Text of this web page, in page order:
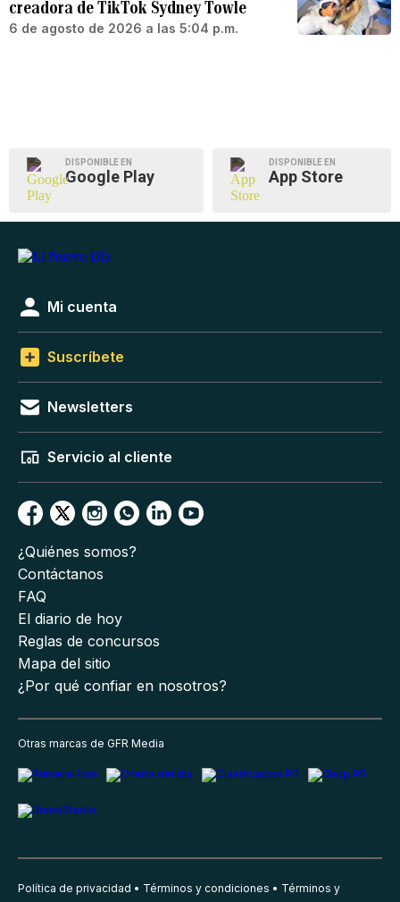
creadora de TikTok Sydney Towle
6 de agosto de 2026 a las 5:04 p.m.
DISPONIBLE EN
Google Play
DISPONIBLE EN
App Store
Mi cuenta
Suscríbete
Newsletters
Servicio al cliente
¿Quiénes somos?
Contáctanos
FAQ
El diario de hoy
Reglas de concursos
Mapa del sitio
¿Por qué confiar en nosotros?
Otras marcas de GFR Media
Política de privacidad Términos y condiciones Términos y